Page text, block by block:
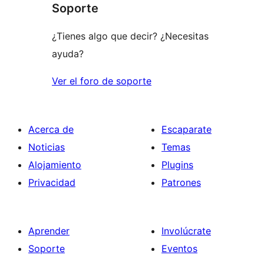
Soporte
¿Tienes algo que decir? ¿Necesitas
ayuda?
Ver el foro de soporte
Acerca de
Noticias
Alojamiento
Privacidad
Escaparate
Temas
Plugins
Patrones
Aprender
Soporte
Involúcrate
Eventos